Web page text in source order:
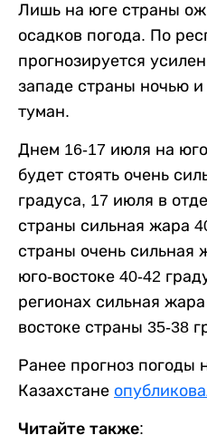
Лишь на юге страны
осадков погода. По
прогнозируется
западе страны ночью
туман.
Днем 16-17 июля на
будет стоять очень
градуса, 17 июля в
страны сильная жара
страны очень сильная
юго-востоке 40-42
регионах сильная
востоке страны 35-38
Ранее прогноз погоды
Казахстане
Читайте также: